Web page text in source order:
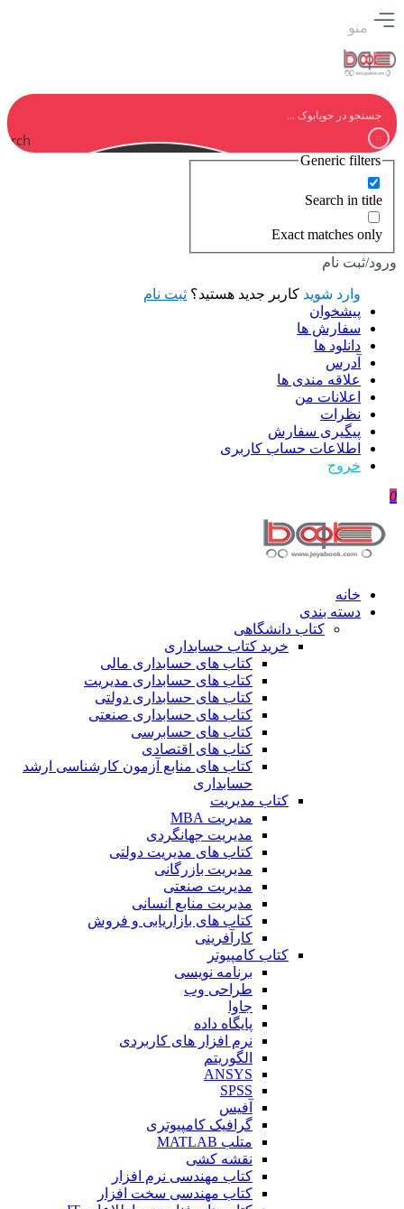
منو
Generic filters
Search in title
Exact matches only
ورود/ثبت نام
وارد شوید کاربر جدید هستید؟ ثبت نام
پیشخوان
سفارش ها
دانلود ها
آدرس
علاقه مندی ها
اعلانات من
نظرات
پیگیری سفارش
اطلاعات حساب كاربری
خروج
0
خانه
دسته بندی
کتاب دانشگاهی
خرید کتاب حسابداری
کتاب های حسابداری مالی
کتاب های حسابداری مدیریت
کتاب های حسابداری دولتی
کتاب های حسابداری صنعتی
کتاب های حسابرسی
کتاب های اقتصادی
کتاب های منابع آزمون کارشناسی ارشد
حسابداری
کتاب مدیریت
مدیریت MBA
مدیریت جهانگردی
کتاب های مدیریت دولتی
مدیریت بازرگانی
مدیریت صنعتی
مدیریت منابع انسانی
کتاب های بازاریابی و فروش
کارآفرینی
کتاب کامپیوتر
برنامه نویسی
طراحی وب
جاوا
پایگاه داده
نرم افزار های کاربردی
الگوریتم
ANSYS
SPSS
آفیس
گرافیک کامپیوتری
متلب MATLAB
نقشه کشی
کتاب مهندسی نرم افزار
کتاب مهندسی سخت افزار